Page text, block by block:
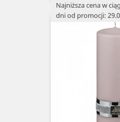
Najniższa cena w
dni od promocji: